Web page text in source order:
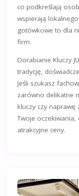
co podkreślają
wspierają
gotówkowe to dla
firm.
Dorabianie Kluczy
tradycję,
Jeśli szukasz
zarówno delikatne
kluczy czy naprawę
Twoje oczekiwania,
atrakcyjne ceny.